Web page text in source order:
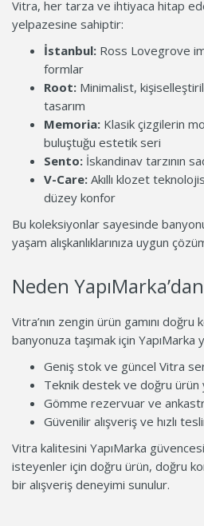
Vitra, her tarza ve ihtiyaca hitap
yelpazesine sahiptir:
İstanbul: Ross Lovegrove
formlar
Root: Minimalist,
tasarım
Memoria: Klasik çizgilerin
buluştuğu estetik seri
Sento: İskandinav tarzının
V-Care: Akıllı klozet
düzey konfor
Bu koleksiyonlar sayesinde
yaşam alışkanlıklarınıza uygun
Neden
Vitra’nın zengin ürün gamını
banyonuza taşımak için YapıMarka
Geniş stok ve güncel Vitra
Teknik destek ve doğru ürün
Gömme rezervuar ve
Güvenilir alışveriş ve hızlı
Vitra kalitesini YapıMarka
isteyenler için doğru ürün, doğru
bir alışveriş deneyimi sunulur.